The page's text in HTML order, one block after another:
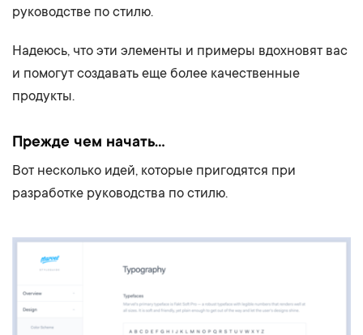
руководстве по стилю.
Надеюсь, что эти элементы и примеры вдохновят вас
и помогут создавать еще более качественные
продукты.
Прежде чем начать…
Вот несколько идей, которые пригодятся при
разработке руководства по стилю.